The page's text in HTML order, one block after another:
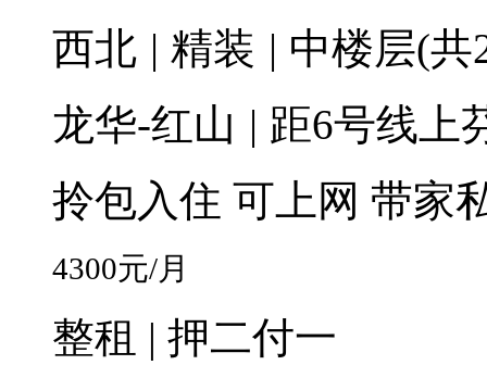
西北 | 精装 | 中楼层(
龙华-红山 | 距6号线上
拎包入住 可上网 带家
4300元/月
整租 | 押二付一